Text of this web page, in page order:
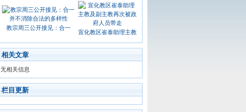
教宗周三公开接见：合一
宣化教区崔泰助理主教
相关文章
无相关信息
栏目更新